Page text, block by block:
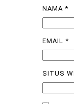
NAMA *
EMAIL *
SITUS